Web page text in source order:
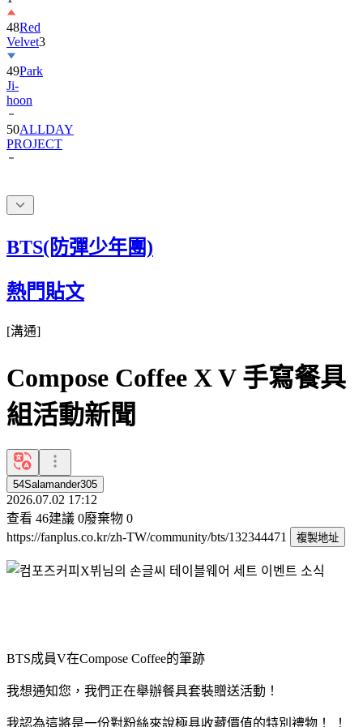
Velvet
49Park
Ji-
hoon
50ALLDAY
PROJECT
BTS(防彈少年團)
熱門貼文
[溝通]
Compose Coffee X V 手寫餐具
組活動新聞
54Salamander305
2026.07.02 17:12
查看 46建議 0廢棄物 0
https://fanplus.co.kr/zh-TW/community/bts/132344471
複製地址
BTS成員V在Compose Coffee的筆跡
我想通知您，我們正在舉辦餐具套裝贈送活動！
我認為這將是一份對粉絲來說極具收藏價值的特別禮物！ ！